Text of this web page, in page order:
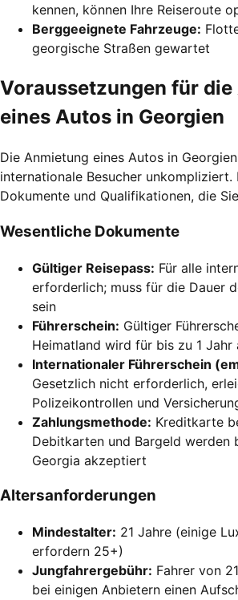
kennen, können Ihre Reiseroute
Berggeeignete Fahrzeuge:
georgische Straßen gewartet
Voraussetzungen für
eines Autos in Georgien
Die Anmietung eines Autos in
internationale Besucher unkompliziert.
Dokumente und Qualifikationen, die
Wesentliche Dokumente
Gültiger Reisepass: Für alle
erforderlich; muss für die Dauer
sein
Führerschein: Gültiger
Heimatland wird für bis zu 1
Internationaler Führerschein
Gesetzlich nicht erforderlich,
Polizeikontrollen und
Zahlungsmethode: Kreditkarte
Debitkarten und Bargeld werden
Georgia akzeptiert
Altersanforderungen
Mindestalter: 21 Jahre (einige
erfordern 25+)
Jungfahrergebühr: Fahrer von
bei einigen Anbietern einen